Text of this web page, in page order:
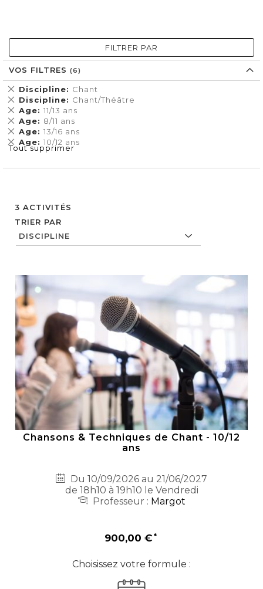
3 ACTIVITÉS
TRIER PAR
Chansons & Techniques de Chant - 10/12
ans
Du 10/09/2026 au 21/06/2027
de 18h10 à 19h10 le Vendredi
Professeur : Margot
900,00 €
Choisissez votre formule :
FILTRER PAR
VOS FILTRES
Discipline Chant
Supprimer
cet
Élément
Discipline Chant/Théâtre
Supprimer
cet
Élément
Age 11/13 ans
Supprimer
cet
Élément
Age 8/11 ans
Supprimer
cet
Élément
Age 13/16 ans
Supprimer
cet
Élément
Age 10/12 ans
Supprimer
cet
Tout supprimer